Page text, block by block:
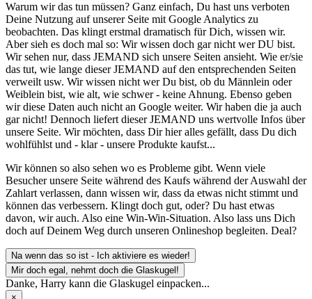
Warum wir das tun müssen? Ganz einfach, Du hast uns verboten
Deine Nutzung auf unserer Seite mit Google Analytics zu
beobachten. Das klingt erstmal dramatisch für Dich, wissen wir.
Aber sieh es doch mal so: Wir wissen doch gar nicht wer DU bist.
Wir sehen nur, dass JEMAND sich unsere Seiten ansieht. Wie er/sie
das tut, wie lange dieser JEMAND auf den entsprechenden Seiten
verweilt usw. Wir wissen nicht wer Du bist, ob du Männlein oder
Weiblein bist, wie alt, wie schwer - keine Ahnung. Ebenso geben
wir diese Daten auch nicht an Google weiter. Wir haben die ja auch
gar nicht! Dennoch liefert dieser JEMAND uns wertvolle Infos über
unsere Seite. Wir möchten, dass Dir hier alles gefällt, dass Du dich
wohlfühlst und - klar - unsere Produkte kaufst...
Wir können so also sehen wo es Probleme gibt. Wenn viele
Besucher unsere Seite während des Kaufs während der Auswahl der
Zahlart verlassen, dann wissen wir, dass da etwas nicht stimmt und
können das verbessern. Klingt doch gut, oder? Du hast etwas
davon, wir auch. Also eine Win-Win-Situation. Also lass uns Dich
doch auf Deinem Weg durch unseren Onlineshop begleiten. Deal?
Na wenn das so ist - Ich aktiviere es wieder!
Mir doch egal, nehmt doch die Glaskugel!
Danke, Harry kann die Glaskugel einpacken...